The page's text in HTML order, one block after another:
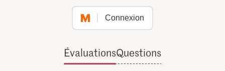
Connexion
ÉvaluationsQuestions